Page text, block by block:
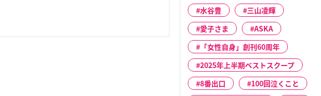
水谷豊
三山凌輝
愛子さま
ASKA
「女性自身」創刊60周年
2025年上半期ベストスクープ
8番出口
100回泣くこと